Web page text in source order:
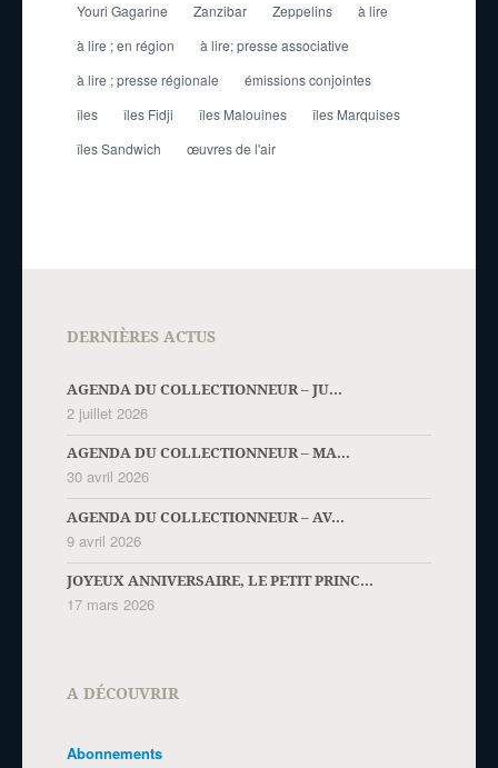
Youri Gagarine
Zanzibar Zeppelins
à lire
à lire ; en région
à lire; presse associative
à lire ; presse régionale
émissions conjointes
îles
îles Fidji îles Malouines
îles Marquises
îles Sandwich
œuvres de l'air
DERNIÈRES ACTUS
AGENDA DU COLLECTIONNEUR – JU...
2 juillet 2026
AGENDA DU COLLECTIONNEUR – MA...
30 avril 2026
AGENDA DU COLLECTIONNEUR – AV...
9 avril 2026
JOYEUX ANNIVERSAIRE, LE PETIT PRINC...
17 mars 2026
A DÉCOUVRIR
Abonnements